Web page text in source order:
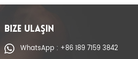
BIZE ULAŞIN
WhatsApp : +86 189 7159 3842